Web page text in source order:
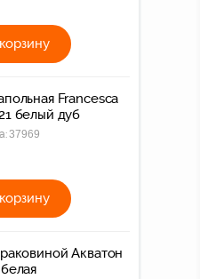
Francesca
белый дуб
37969
Акватон